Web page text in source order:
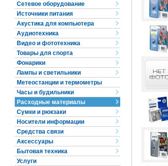
Сетевое оборудование
Источники питания
Акустика для компьютера
Аудиотехника
Видео и фототехника
Товары для спорта
Фонарики
Лампы и светильники
Метеостанции и термометры
Часы и будильники
Расходные материалы
Сумки и рюкзаки
Носители информации
Средства связи
Аксессуары
Бытовая техника
Услуги